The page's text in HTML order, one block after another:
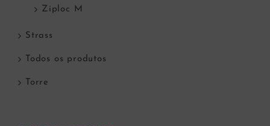
Ziploc M
Strass
Todos os produtos
Torre